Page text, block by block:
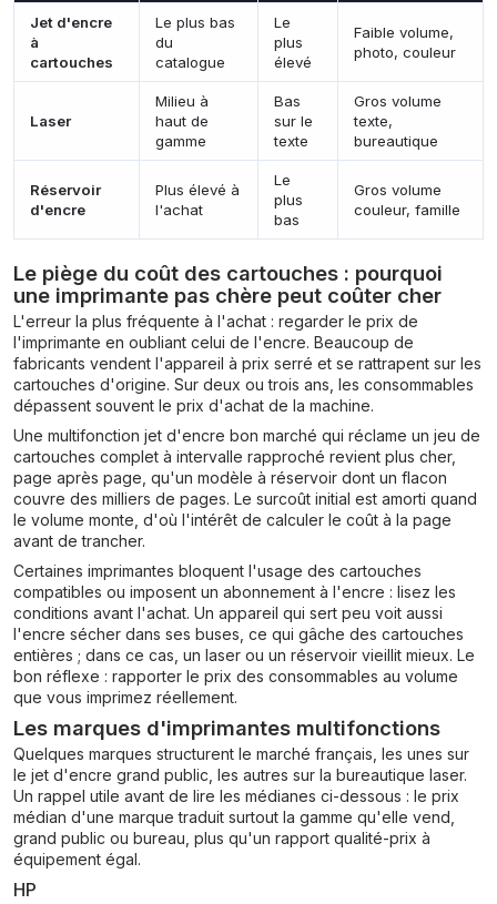
Jet d'encre
à
cartouches
Le plus bas
du
catalogue
Le
plus
élevé
Faible volume,
photo, couleur
Laser
Milieu à
haut de
gamme
Bas
sur le
texte
Gros volume
texte,
bureautique
Réservoir
d'encre
Plus élevé à
l'achat
Le
plus
bas
Gros volume
couleur, famille
Le piège du coût des cartouches : pourquoi
une imprimante pas chère peut coûter cher
L'erreur la plus fréquente à l'achat : regarder le prix de
l'imprimante en oubliant celui de l'encre. Beaucoup de
fabricants vendent l'appareil à prix serré et se rattrapent sur les
cartouches d'origine. Sur deux ou trois ans, les consommables
dépassent souvent le prix d'achat de la machine.
Une multifonction jet d'encre bon marché qui réclame un jeu de
cartouches complet à intervalle rapproché revient plus cher,
page après page, qu'un modèle à réservoir dont un flacon
couvre des milliers de pages. Le surcoût initial est amorti quand
le volume monte, d'où l'intérêt de calculer le coût à la page
avant de trancher.
Certaines imprimantes bloquent l'usage des cartouches
compatibles ou imposent un abonnement à l'encre : lisez les
conditions avant l'achat. Un appareil qui sert peu voit aussi
l'encre sécher dans ses buses, ce qui gâche des cartouches
entières ; dans ce cas, un laser ou un réservoir vieillit mieux. Le
bon réflexe : rapporter le prix des consommables au volume
que vous imprimez réellement.
Les marques d'imprimantes multifonctions
Quelques marques structurent le marché français, les unes sur
le jet d'encre grand public, les autres sur la bureautique laser.
Un rappel utile avant de lire les médianes ci-dessous : le prix
médian d'une marque traduit surtout la gamme qu'elle vend,
grand public ou bureau, plus qu'un rapport qualité-prix à
équipement égal.
HP